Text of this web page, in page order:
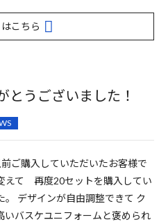
こちら
とうございました！
ご購入していただいたお客様で
えて 再度20セットを購入してい
。 デザインが自由調整できて ク
いバスケユニフォームと褒められ